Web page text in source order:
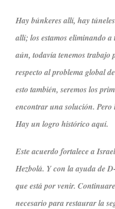
Hay búnkeres allí, hay
allí; los estamos eliminando
aún, todavía tenemos trabajo
respecto al problema global
esto también, seremos los
encontrar una solución. Pero
Hay un logro histórico aquí.
Este acuerdo fortalece a
Hezbolá. Y con la ayuda de
que está por venir.
necesario para restaurar la